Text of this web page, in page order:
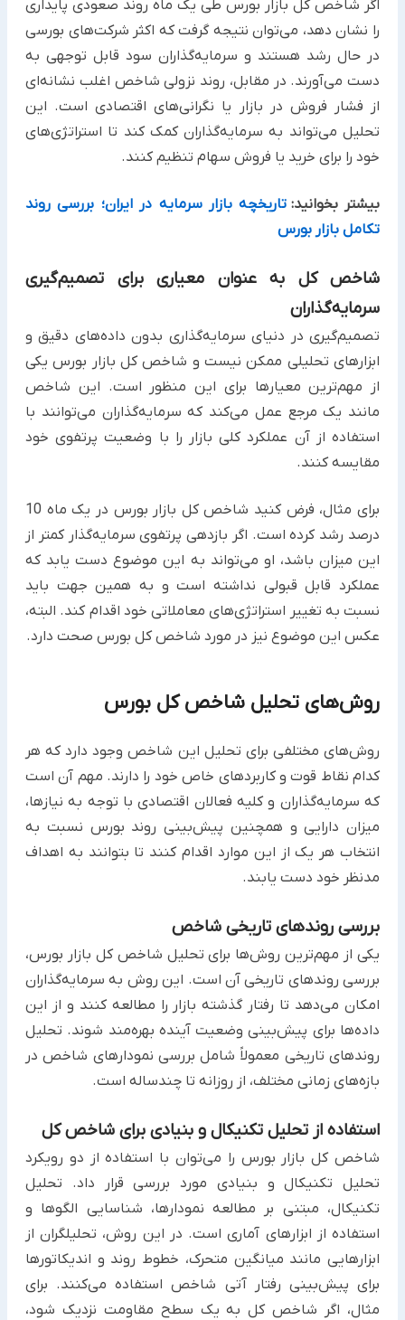
اگر شاخص کل بازار بورس طی یک ماه روند صعودی پایداری
را نشان دهد، می‌توان نتیجه گرفت که اکثر شرکت‌های بورسی
در حال رشد هستند و سرمایه‌گذاران سود قابل توجهی به
دست می‌آورند. در مقابل، روند نزولی شاخص اغلب نشانه‌ای
از فشار فروش در بازار یا نگرانی‌های اقتصادی است. این
تحلیل می‌تواند به سرمایه‌گذاران کمک کند تا استراتژی‌های
خود را برای خرید یا فروش سهام تنظیم کنند.
بیشتر بخوانید: تاریخچه بازار سرمایه در ایران؛ بررسی روند
تکامل بازار بورس
شاخص کل به عنوان معیاری برای تصمیم‌گیری
سرمایه‌گذاران
تصمیم‌گیری در دنیای سرمایه‌گذاری بدون داده‌های دقیق و
ابزارهای تحلیلی ممکن نیست و شاخص کل بازار بورس یکی
از مهم‌ترین معیارها برای این منظور است. این شاخص
مانند یک مرجع عمل می‌کند که سرمایه‌گذاران می‌توانند با
استفاده از آن عملکرد کلی بازار را با وضعیت پرتفوی خود
مقایسه کنند.
برای مثال، فرض کنید شاخص کل بازار بورس در یک ماه 10
درصد رشد کرده است. اگر بازدهی پرتفوی سرمایه‌گذار کمتر از
این میزان باشد، او می‌تواند به این موضوع دست یابد که
عملکرد قابل قبولی نداشته است و به همین جهت باید
نسبت به تغییر استراتژی‌های معاملاتی خود اقدام کند. البته،
عکس این موضوع نیز در مورد شاخص کل بورس صحت دارد.
روش‌های تحلیل شاخص کل بورس
روش‌های مختلفی برای تحلیل این شاخص وجود دارد که هر
کدام نقاط قوت و کاربردهای خاص خود را دارند. مهم آن است
که سرمایه‌گذاران و کلیه فعالان اقتصادی با توجه به نیازها،
میزان دارایی‌ و همچنین پیش‌بینی روند بورس نسبت به
انتخاب هر یک از این موارد اقدام کنند تا بتوانند به اهداف
مدنظر خود دست یابند.
بررسی روندهای تاریخی شاخص
یکی از مهم‌ترین روش‌ها برای تحلیل شاخص کل بازار بورس،
بررسی روندهای تاریخی آن است. این روش به سرمایه‌گذاران
امکان می‌دهد تا رفتار گذشته بازار را مطالعه کنند و از این
داده‌ها برای پیش‌بینی وضعیت آینده بهره‌مند شوند. تحلیل
روندهای تاریخی معمولاً شامل بررسی نمودارهای شاخص در
بازه‌های زمانی مختلف، از روزانه تا چندساله است.
استفاده از تحلیل تکنیکال و بنیادی برای شاخص کل
شاخص کل بازار بورس را می‌توان با استفاده از دو رویکرد
تحلیل تکنیکال و بنیادی مورد بررسی قرار داد. تحلیل
تکنیکال، مبتنی بر مطالعه نمودارها، شناسایی الگوها و
استفاده از ابزارهای آماری است. در این روش، تحلیلگران از
ابزارهایی مانند میانگین متحرک، خطوط روند و اندیکاتورها
برای پیش‌بینی رفتار آتی شاخص استفاده می‌کنند. برای
مثال، اگر شاخص کل به یک سطح مقاومت نزدیک شود،